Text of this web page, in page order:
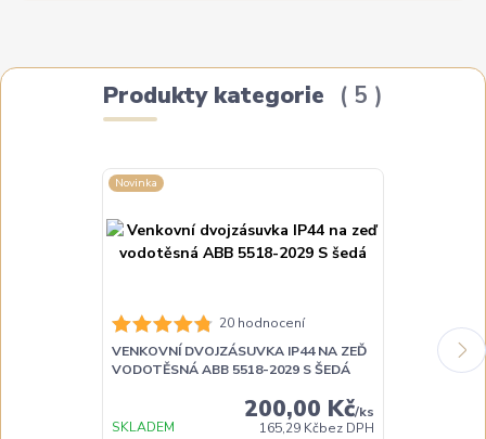
Produkty kategorie 5
Novinka
20 hodnocení
VENKOVNÍ DVOJZÁSUVKA IP44 NA ZEĎ
VODOTĚSNÁ ABB 5518-2029 S ŠEDÁ
200,00 Kč/ks
165,29 Kčbez DPH
SKLADEM
VENKOVNÍ
NA ZEĎ ABB